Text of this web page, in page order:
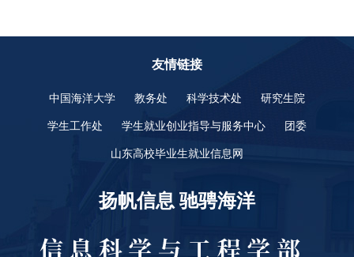
友情链接
中国海洋大学 教务处 科学技术处 研究生院
学生工作处 学生就业创业指导与服务中心 团委
山东高校毕业生就业信息网
扬帆信息 驰骋海洋